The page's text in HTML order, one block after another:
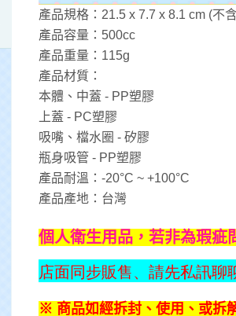
產品規格：21.5 x 7.7 x 8.1 cm (不
產品容量：500cc
產品重量：115g
產品材質：
本體、中蓋 - PP塑膠
上蓋 - PC塑膠
吸嘴、檔水圈 - 矽膠
瓶身吸管 - PP塑膠
產品耐溫：-20°C ~ +100°C
產品產地：台灣
個人衛生用品，若非為瑕疵
店面同步販售、請先私訊
※ 商品如經拆封、使用、或拆